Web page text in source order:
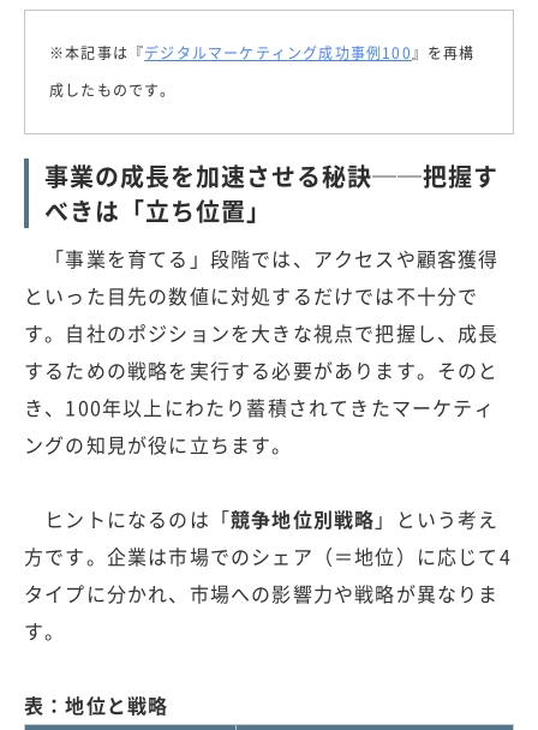
※本記事は『デジタルマーケティング成功事例100』を再構
成したものです。
事業の成長を加速させる秘訣──把握す
べきは「立ち位置」
「事業を育てる」段階では、アクセスや顧客獲得
といった目先の数値に対処するだけでは不十分で
す。自社のポジションを大きな視点で把握し、成長
するための戦略を実行する必要があります。そのと
き、100年以上にわたり蓄積されてきたマーケティ
ングの知見が役に立ちます。
ヒントになるのは「競争地位別戦略 」という考え
方です。企業は市場でのシェア（＝地位）に応じて4
タイプに分かれ、市場への影響力や戦略が異なりま
す。
表：地位と戦略